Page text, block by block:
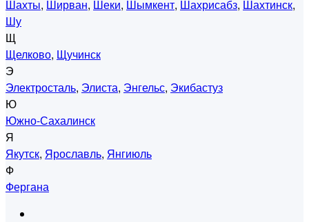
Шахты, Ширван, Шеки, Шымкент, Шахрисабз, Шахтинск,
Шу
Щ
Щелково, Щучинск
Э
Электросталь, Элиста, Энгельс, Экибастуз
Ю
Южно-Сахалинск
Я
Якутск, Ярославль, Янгиюль
Ф
Фергана